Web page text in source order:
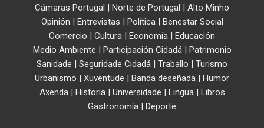
Cámaras Portugal | Norte de Portugal | Alto Minho
Opinión | Entrevistas | Política| Benestar Social
Comercio | Cultura | Economía | Educación
Medio Ambiente | Participación Cidadá| Patrimonio
Sanidade | Seguridade Cidadá | Traballo | Turismo
Urbanismo | Xuventude | Banda deseñada | Humor
Axenda| Historia| Universidade | Lingua| Libros
Gastronomía | Deporte